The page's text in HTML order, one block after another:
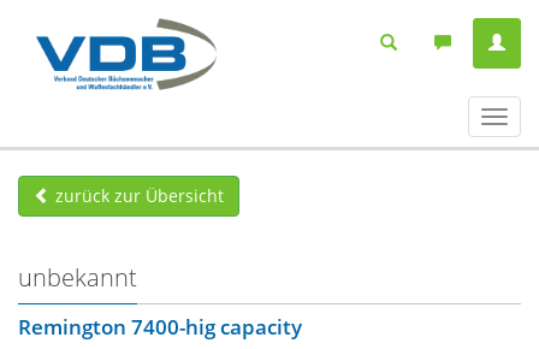
ein-/
zurück zur Übersicht
unbekannt
Remington 7400-hig capacity